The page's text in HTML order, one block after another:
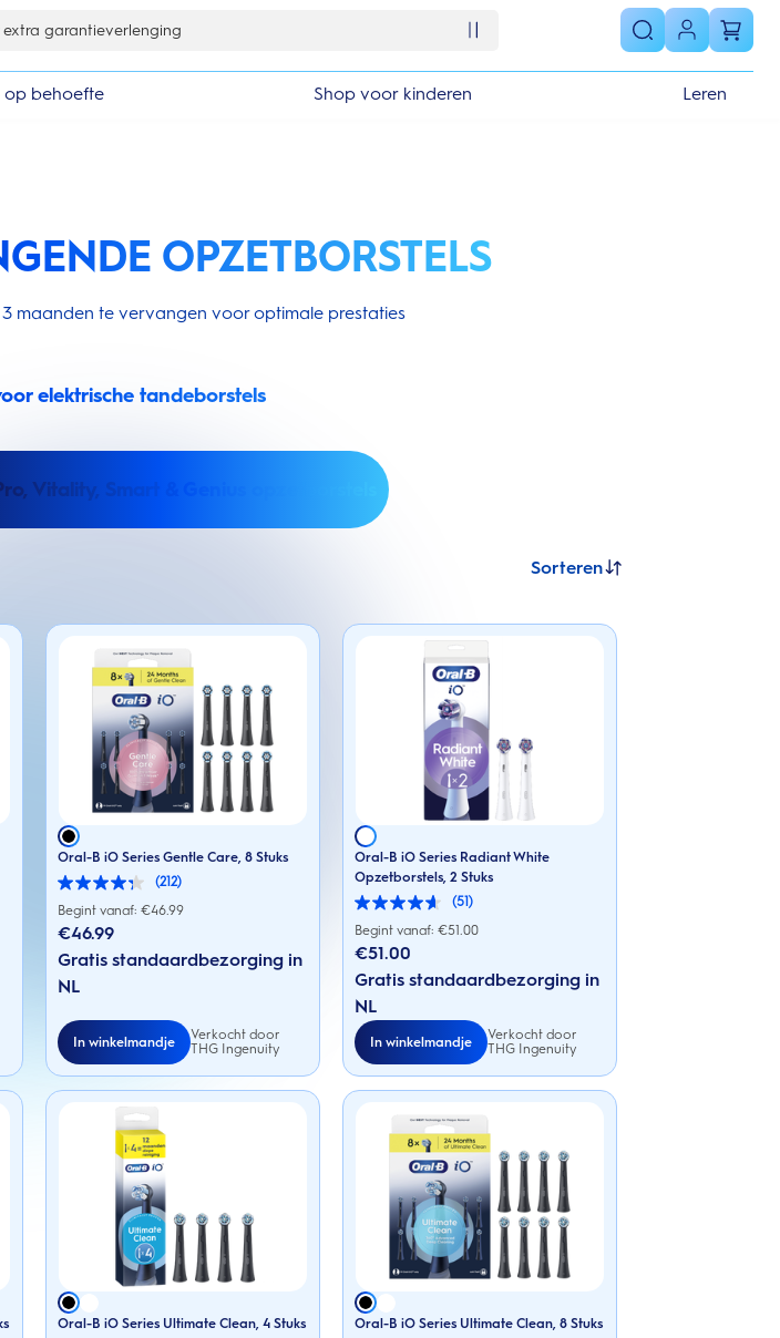
extra garantieverlenging
op behoefte Shop voor kinderen Leren
OPZETBORSTELS
maanden te vervangen voor optimale prestaties
elektrische tandeborstels
Vitality, Smart & Genius opzetborstels
Sorteren
Oral-B iO Series Gentle Care, 8 Stuks
(212)
4.3
van
5
sterren.
beoordelingen
Begint vanaf: €46.99
€46.99
Gratis standaardbezorging in
NL
In winkelmandje
Verkocht door
THG Ingenuity
Oral-B iO Series Radiant White
Opzetborstels, 2 Stuks
(51)
4.6
van
5
sterren.
beoordelingen
Begint vanaf: €51.00
€51.00
Gratis standaardbezorging in
NL
In winkelmandje
Verkocht door
THG Ingenuity
Oral-B iO Series Ultimate Clean, 4 Stuks
Oral-B iO Series Ultimate Clean, 8 Stuks